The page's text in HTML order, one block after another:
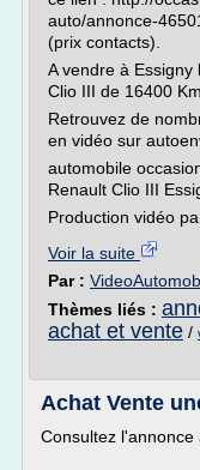
auto/annonce-
(prix contacts).
A vendre à
Clio III de 16400 Km.
Retrouvez de
en vidéo sur
automobile
Renault Clio III
Production vidéo
Voir la suite
Par :
Thèmes liés :
achat et vente /
Achat Vente
Consultez l'annonce